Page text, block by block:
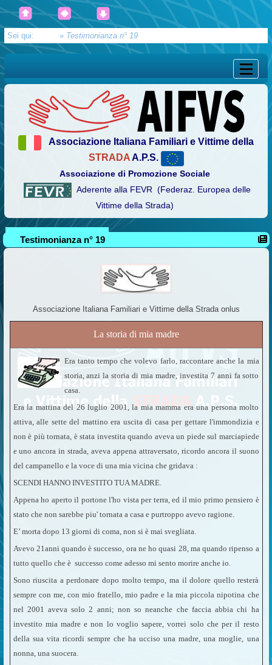
Sei qui: » Testimonianza n° 19
Associazione Italiana Familiari e Vittime della
STRADAA.P.S.
Associazione di Promozione Sociale
Aderente alla FEVR (Federaz. Europea delle
Vittime della Strada)
Testimonianza n° 19
Associazione Italiana Familiari e Vittime della Strada onlus
La storia di mia madre
Era tanto tempo che volevo farlo, raccontare anche la mia
storia, anzi la storia di mia madre, investita 7 anni fa sotto
casa.
Era la mattina del 26 luglio 2001, la mia mamma era una persona molto
attiva, alle sette del mattino era uscita di casa per gettare l'immondizia e
non è più tornata, è stata investita quando aveva un piede sul marciapiede
e uno ancora in strada, aveva appena attraversato, ricordo ancora il suono
del campanello e la voce di una mia vicina che gridava :
SCENDI HANNO INVESTITO TUA MADRE.
Appena ho aperto il portone l'ho vista per terra, ed il mio primo pensiero è
stato che non sarebbe piu' tornata a casa e purtroppo avevo ragione.
E’ morta dopo 13 giorni di coma, non si è mai svegliata.
Avevo 21anni quando è successo, ora ne ho quasi 28, ma quando ripenso a
tutto quello che è successo come adesso mi sento morire anche io.
Sono riuscita a perdonare dopo molto tempo, ma il dolore quello resterà
sempre con me, con mio fratello, mio padre e la mia piccola nipotina che
nel 2001 aveva solo 2 anni; non so neanche che faccia abbia chi ha
investito mia madre e non lo voglio sapere, vorrei solo che per il resto
della sua vita ricordi sempre che ha ucciso una madre, una moglie, una
nonna, una suocera.